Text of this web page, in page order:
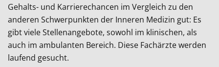
Gehalts- und Karrierechancen im Vergleich zu den
anderen Schwerpunkten der Inneren Medizin gut: Es
gibt viele Stellenangebote, sowohl im klinischen, als
auch im ambulanten Bereich. Diese Fachärzte werden
laufend gesucht.